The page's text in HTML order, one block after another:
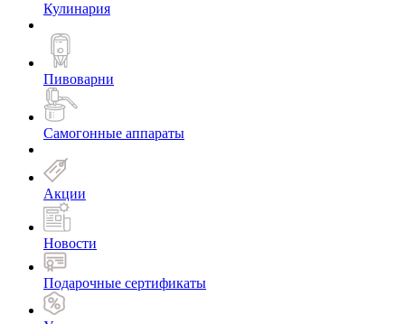
Кулинария
Пивоварни
Самогонные аппараты
Акции
Новости
Подарочные сертификаты